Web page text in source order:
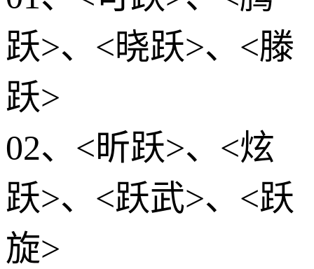
跃>、<晓跃>、<滕
跃>
02、<昕跃>、<炫
跃>、<跃武>、<跃
旋>